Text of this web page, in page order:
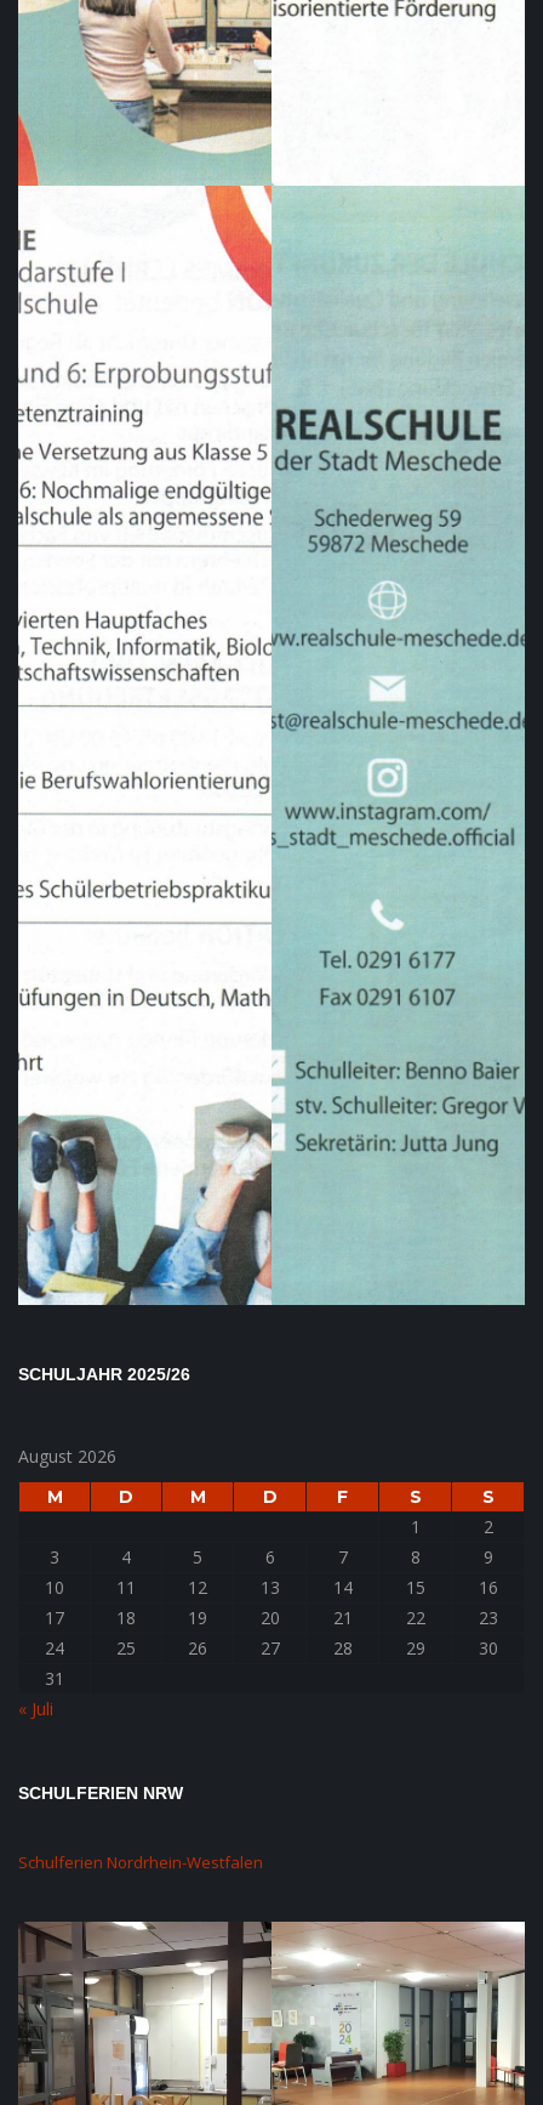
SCHULJAHR 2025/26
August 2026
M D M D F S S
1
2
3
4 5 6 7 8
9
10
11 12 13 14 15
16
17
18 19 20 21 22
23
24
25 26 27 28 29
30
31
« Juli
SCHULFERIEN NRW
Schulferien Nordrhein-Westfalen